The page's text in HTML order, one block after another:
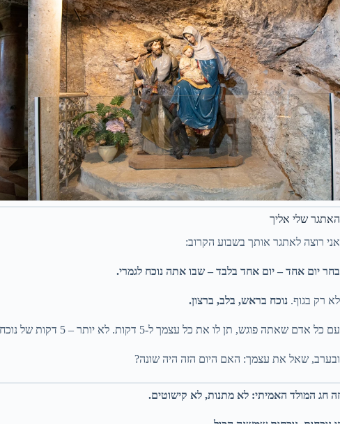
האתגר שלי אליך
אני רוצה לאתגר אותך בשבוע הקרוב:
בחר יום אחד – יום אחד בלבד – שבו אתה נוכח לגמרי.
לא רק בגוף. נוכח בראש, בלב, ברצון.
עם כל אדם שאתה פוגש, תן לו את כל עצמך ל-5 דקות. לא יותר – 5 דקות של נוכחות מלאה.
ובערב, שאל את עצמך: האם היום הזה היה שונה?
זה חג המולד האמיתי: לא מתנות, לא קישוטים.